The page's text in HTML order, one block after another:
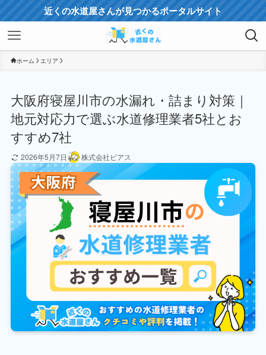
近くの水道屋さんが見つかるポータルサイト
ホーム エリア
大阪府寝屋川市の水漏れ・詰まり対策｜
地元対応力で選ぶ水道修理業者5社とお
すすめ7社
2026年5月7日 株式会社ビアス